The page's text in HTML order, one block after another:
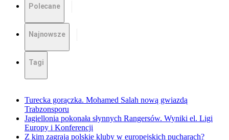
Polecane
Najnowsze
Tagi
Turecka gorączka. Mohamed Salah nową gwiazdą
Trabzonsporu
Jagiellonia pokonała słynnych Rangersów. Wyniki el. Ligi
Europy i Konferencji
Z kim zagrają polskie kluby w europejskich pucharach?